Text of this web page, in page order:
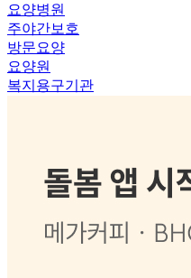
요양병원
주야간보호
방문요양
요양원
복지용구기관